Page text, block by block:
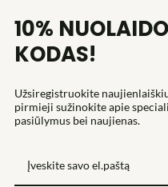
10%
KODAS!
Užsiregistruokite
pirmieji sužinokite apie
pasiūlymus bei naujienas.